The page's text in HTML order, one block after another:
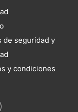
de seguridad y
y condiciones